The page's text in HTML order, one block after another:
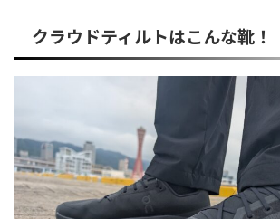
クラウドティルトはこんな靴！